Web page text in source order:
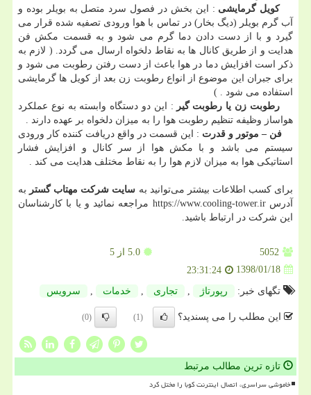
کویل گرمایشی : این بخش در فصول سرد متصل به بویلر بوده و
آب گرم بویلر (دیگ بخار) در تماس با هوا ورودی تصفیه شده قرار می
گیرد و با از دست دادن دما گرم می شود و به قسمت مکش فن
هدایت و از طریق کانال ها به نقاط دلخواه ارسال می گردد. ( لازم به
ذکر است افزایش دما در هوا باعث از دست رفتن رطوبت می شود و
برای جبران این موضوع از انواع رطوبت زن بعد از کویل ها گرمایشی
استفاده می شود . )
رطوبت زن یا رطوبت گیر : این دو دستگاه وابسته به نوع عملکرد
هواساز وظیفه تنظیم رطوبت هوا را به میزان دلخواه بر عهده دارند .
فن – موتور و قدرت : این قسمت در واقع دریافت کننده کار ورودی
سیستم می باشد و با مکش هوا از سر کانال و افزایش فشار
استاتیکی هوا به میزان لازم هوا را به نقاط مختلف هدایت می کند .
برای کسب اطلاعات بیشتر می‌توانید به سایت شرکت مهتاب گستر به
آدرس https://www.cooling-tower.ir مراجعه نمائید و یا با کارشناسان
این شرکت در ارتباط باشید.
5052
5.0 از 5
1398/01/18
23:31:24
تگهای خبر:
رپورتاژ , تجاری , خدمات , سرویس
این مطلب را می پسندید؟ (1)
(0)
تازه ترین مطالب مرتبط
خاموشی سراسری، اتصال اینترنت کوبا را مختل کرد